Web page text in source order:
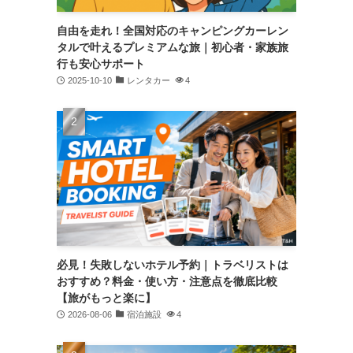
自由を走れ！全国対応のキャンピングカーレン
タルで叶えるプレミアムな旅｜初心者・家族旅
行も安心サポート
2025-10-10 レンタカー 4
必見！失敗しないホテル予約｜トラベリストは
おすすめ？料金・使い方・注意点を徹底比較
【旅がもっと楽に】
2026-08-06 宿泊施設 4